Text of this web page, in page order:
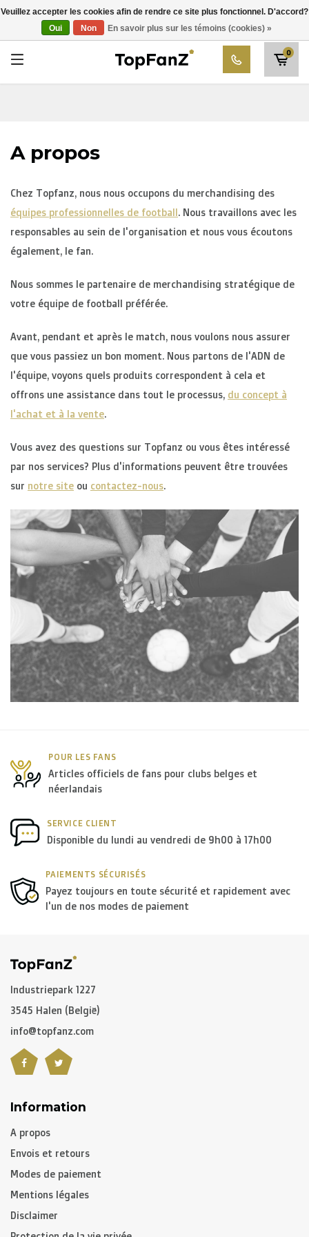
Choisissez votre club
SK Beveren
Marktrock
Alpecin Premier Tech /Fenix Premier Tech
Héros
Sportoase
R. EV - Remco Evenepoel
Workout Buddies
Enchères
Enchères terminées
0
A propos
Chez Topfanz, nous nous occupons du merchandising des
équipes professionnelles de football. Nous travaillons avec les
responsables au sein de l'organisation et nous vous écoutons
également, le fan.
Nous sommes le partenaire de merchandising stratégique de
votre équipe de football préférée.
Avant, pendant et après le match, nous voulons nous assurer
que vous passiez un bon moment. Nous partons de l'ADN de
l'équipe, voyons quels produits correspondent à cela et
offrons une assistance dans tout le processus, du concept à
l'achat et à la vente.
Vous avez des questions sur Topfanz ou vous êtes intéressé
par nos services? Plus d'informations peuvent être trouvées
sur notre site ou contactez-nous.
POUR LES FANS
Articles officiels de fans pour clubs belges et
néerlandais
SERVICE CLIENT
Disponible du lundi au vendredi de 9h00 à 17h00
PAIEMENTS SÉCURISÉS
Payez toujours en toute sécurité et rapidement avec
l'un de nos modes de paiement
Industriepark 1227
3545 Halen (België)
info@topfanz.com
Information
A propos
Envois et retours
Modes de paiement
Mentions légales
Disclaimer
Veuillez accepter les cookies afin de rendre ce site plus fonctionnel. D'accord?
Oui
Non En savoir plus sur les témoins (cookies) »